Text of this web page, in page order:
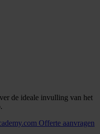
de ideale invulling van het
Offerte aanvragen